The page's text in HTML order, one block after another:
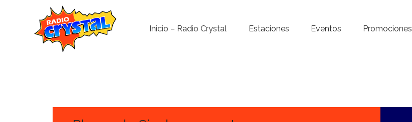
Inicio – Radio Crystal Estaciones Eventos Promociones